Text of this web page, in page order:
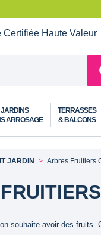
Certifiée Haute Valeur
JARDINS
ARROSAGE
TERRASSES
& BALCONS
JARDIN Arbres Fruitiers
souhaite avoir des